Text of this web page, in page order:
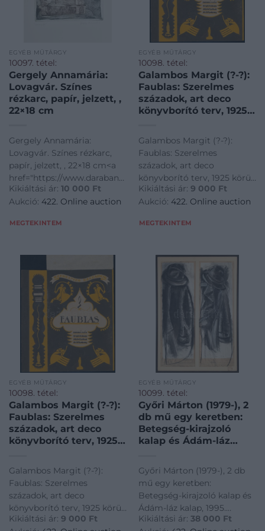
EGYÉB MŰTÁRGY
10097. tétel:
Gergely Annamária:
Lovagvár. Színes
rézkarc, papír, jelzett, ,
22×18 cm
Gergely Annamária:
Lovagvár. Színes rézkarc,
papír, jelzett, , 22×18 cm<a
href="https://www.darabanth.com/hu/gyorsarveres/422/
es-grafikak/Festmenyek-es-
grafikak~500001/Gergely-
Szines-rezkarc-papir-jelzett-
Kikiáltási ár: 10 000 Ft
Aukció: 422. Online auction
MEGTEKINTEM
EGYÉB MŰTÁRGY
10098. tétel:
Galambos Margit (?-?):
Faublas: Szerelmes
századok, art deco
könyvborító terv, 1925
hártyapapíron. 20×18
cm.
Galambos Margit (?-?):
Faublas: Szerelmes
századok, art deco
könyvborító terv, 1925 körül.
Tempera, ceruza, kollázs,
papír. Jelezve a
href="https://
Kikiáltási ár: 9 000 Ft
Aukció: 422. Online auction
MEGTEKINTEM
EGYÉB MŰTÁRGY
10098. tétel:
Galambos Margit (?-?):
Faublas: Szerelmes
századok, art deco
könyvborító terv, 1925
hártyapapíron. 20×18
cm.
Galambos Margit (?-?):
Faublas: Szerelmes
századok, art deco
könyvborító terv, 1925 körül.
Tempera, ceruza, kollázs,
Kikiáltási ár: 9 000 Ft
EGYÉB MŰTÁRGY
10099. tétel:
Győri Márton (1979-), 2
db mű egy keretben:
Betegség-kirajzoló
kalap és Ádám-láz
Bal oldali mű tetején
felületi sérüléssel. Fa
keretben. 82×27 cm
Győri Márton (1979-), 2 db
mű egy keretben:
Betegség-kirajzoló kalap és
Ádám-láz kalap, 1995.
Vegyes technika, papír.
Kikiáltási ár: 38 000 Ft